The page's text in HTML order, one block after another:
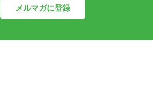
メルマガに登録